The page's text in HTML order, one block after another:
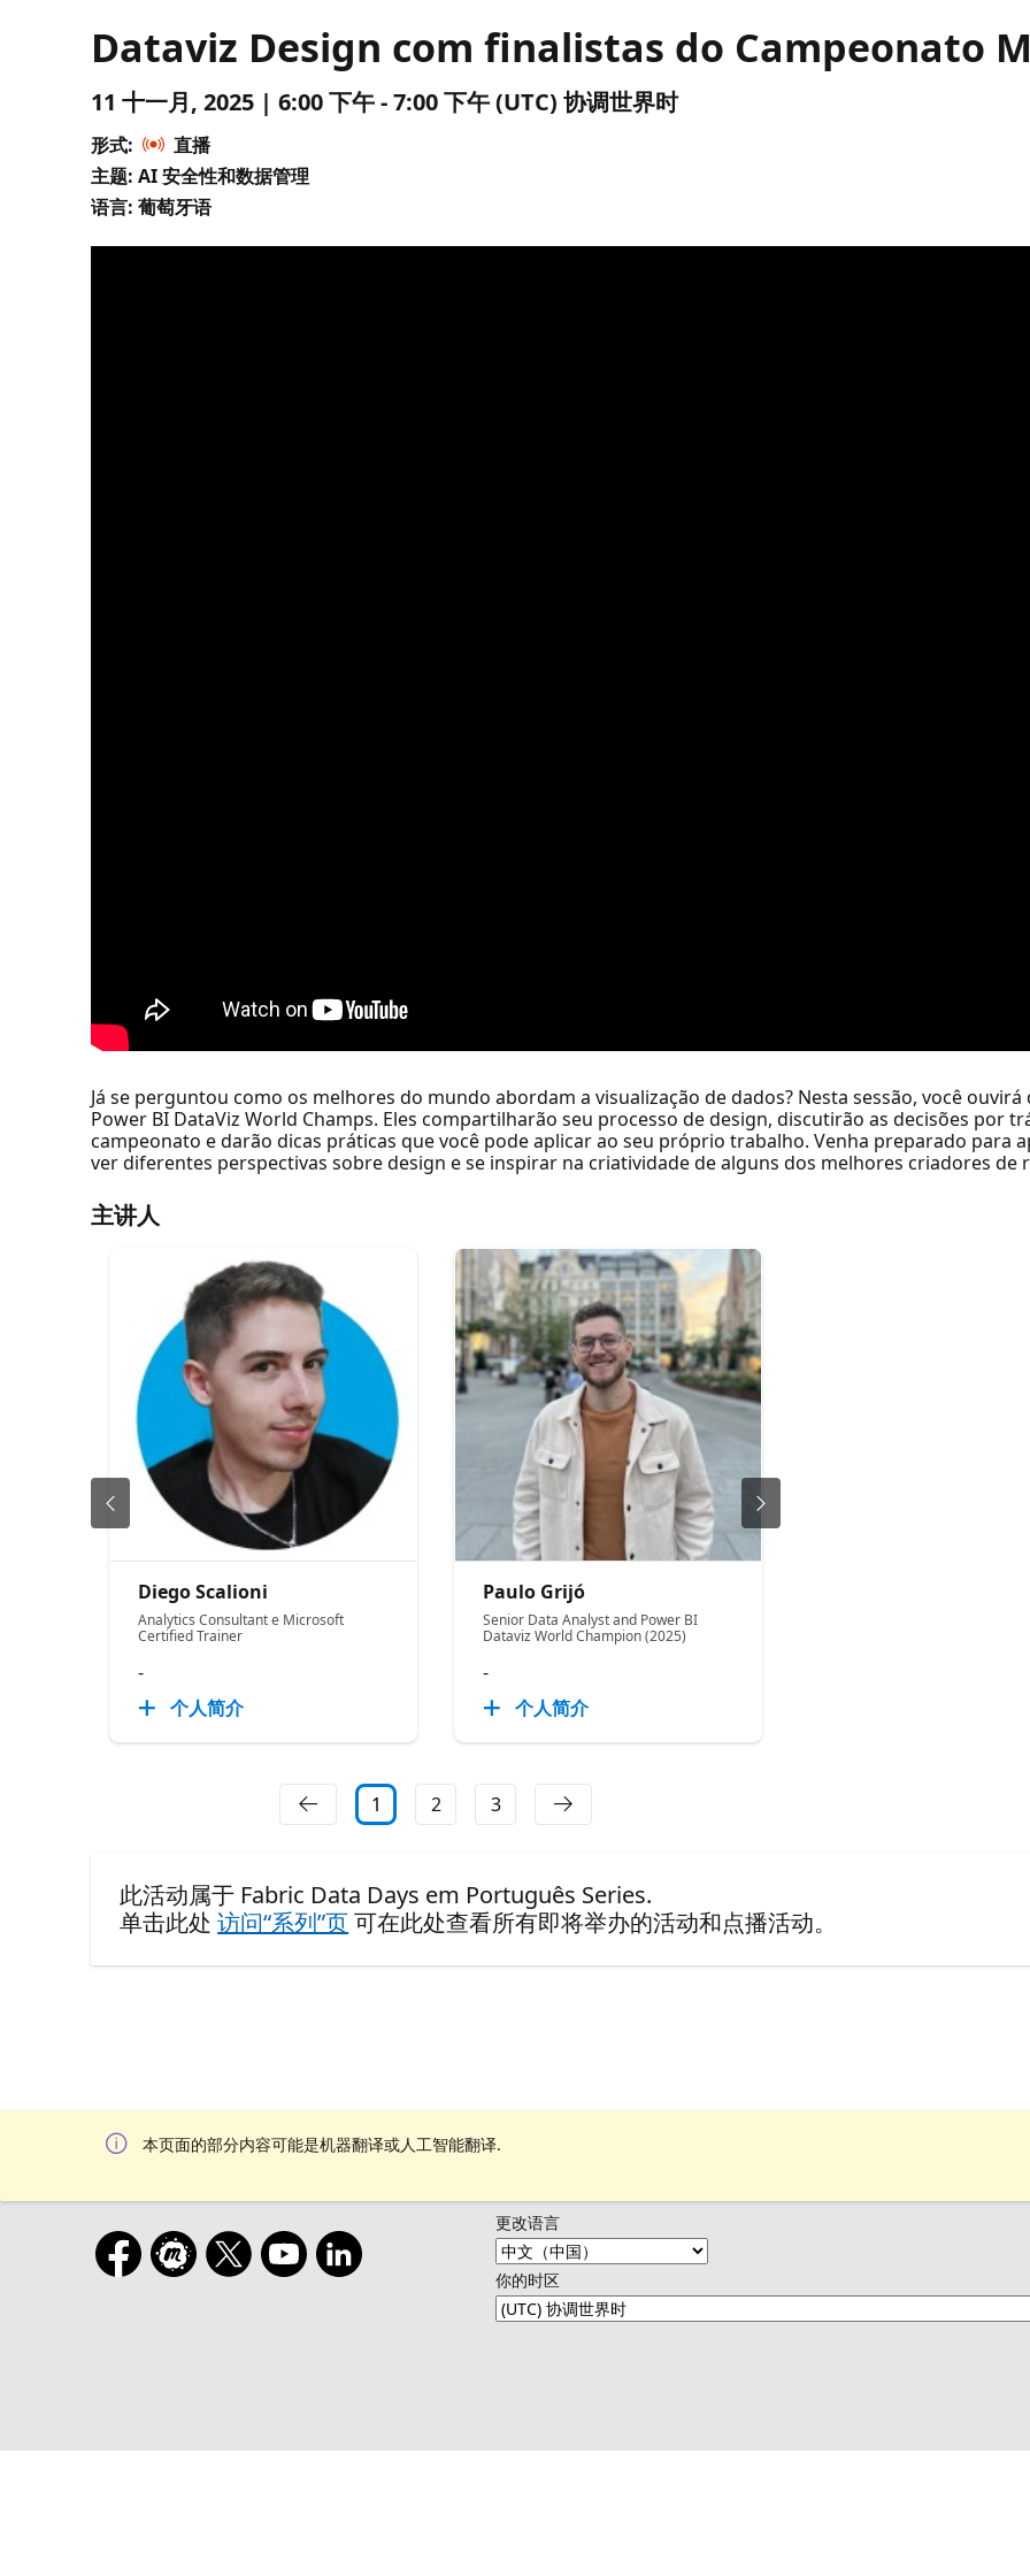
Dataviz Design com finalistas do Campeonato
11 十一月, 2025 | 6:00 下午 - 7:00 下午 (UTC) 协调世界时
形式:
直播
主题: AI 安全性和数据管理
语言: 葡萄牙语
Já se perguntou como os melhores do mundo abordam a visualização de dados? Nesta sessão, você
Power BI DataViz World Champs. Eles compartilharão seu processo de design, discutirão as decisões por
campeonato e darão dicas práticas que você pode aplicar ao seu próprio trabalho. Venha preparado para
ver diferentes perspectivas sobre design e se inspirar na criatividade de alguns dos melhores criadores de
主讲人
Diego Scalioni
Analytics Consultant e Microsoft
Certified Trainer
-
个人简介
Paulo Grijó
Senior Data Analyst and Power BI
Dataviz World Champion (2025)
-
个人简介
1 2 3
此活动属于 Fabric Data Days em Português Series.
单击此处访问“系列”页可在此处查看所有即将举办的活动和点播活动。
本页面的部分内容可能是机器翻译或人工智能翻译.
更改语言
你的时区